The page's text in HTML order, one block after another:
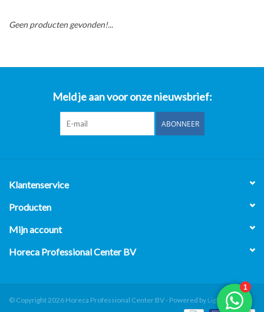
Over ons
Geen producten gevonden!...
Meld je aan voor onze nieuwsbrief:
ABONNEER
Klantenservice
Producten
Mijn account
Horeca Professional Center BV
© Copyright 2026 Horeca Professional Center BV - Powered by Lightspeed